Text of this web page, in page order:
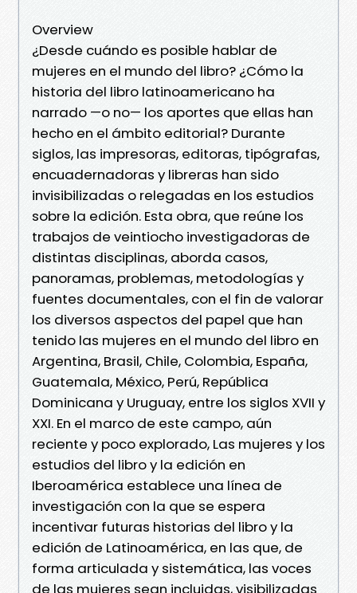
Overview
¿Desde cuándo es posible hablar de
mujeres en el mundo del libro? ¿Cómo la
historia del libro latinoamericano ha
narrado —o no— los aportes que ellas han
hecho en el ámbito editorial? Durante
siglos, las impresoras, editoras, tipógrafas,
encuadernadoras y libreras han sido
invisibilizadas o relegadas en los estudios
sobre la edición. Esta obra, que reúne los
trabajos de veintiocho investigadoras de
distintas disciplinas, aborda casos,
panoramas, problemas, metodologías y
fuentes documentales, con el fin de valorar
los diversos aspectos del papel que han
tenido las mujeres en el mundo del libro en
Argentina, Brasil, Chile, Colombia, España,
Guatemala, México, Perú, República
Dominicana y Uruguay, entre los siglos XVII y
XXI. En el marco de este campo, aún
reciente y poco explorado, Las mujeres y los
estudios del libro y la edición en
Iberoamérica establece una línea de
investigación con la que se espera
incentivar futuras historias del libro y la
edición de Latinoamérica, en las que, de
forma articulada y sistemática, las voces
de las mujeres sean incluidas, visibilizadas